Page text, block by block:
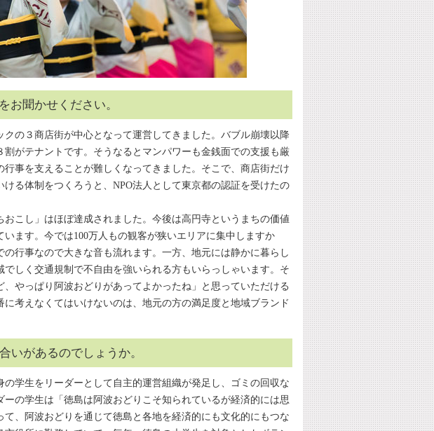
お聞かせください。
の３商店街が中心となって運営してきました。バブル崩壊以降
がテナントです。そうなるとマンパワーも金銭面での支援も厳
事を支えることが難しくなってきました。そこで、商店街だけ
る体制をつくろうと、NPO法人として東京都の認証を受けたの
こし」はほぼ達成されました。今後は高円寺というまちの価値
ます。今では100万人もの観客が狭いエリアに集中しますか
行事なので大きな音も流れます。一方、地元には静かに暮らし
しく交通規制で不自由を強いられる方もいらっしゃいます。そ
やっぱり阿波おどりがあってよかったね」と思っていただける
考えなくてはいけないのは、地元の方の満足度と地域ブランド
いがあるのでしょうか。
学生をリーダーとして自主的運営組織が発足し、ゴミの回収な
の学生は「徳島は阿波おどりこそ知られているが経済的には思
、阿波おどりを通じて徳島と各地を経済的にも文化的にもつな